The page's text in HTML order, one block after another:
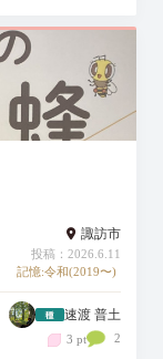
諏訪市
投稿：2026.6.11
記憶:令和(2019〜)
速渡 普土
3 pt 2